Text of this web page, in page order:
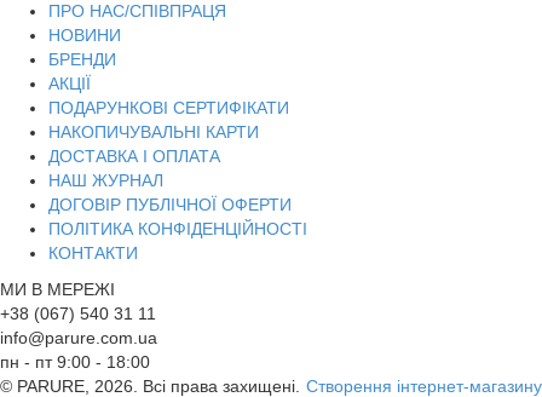
ПРО НАС/СПІВПРАЦЯ
НОВИНИ
БРЕНДИ
АКЦІЇ
ПОДАРУНКОВІ СЕРТИФІКАТИ
НАКОПИЧУВАЛЬНІ КАРТИ
ДОСТАВКА І ОПЛАТА
НАШ ЖУРНАЛ
ДОГОВІР ПУБЛІЧНОЇ ОФЕРТИ
ПОЛІТИКА КОНФІДЕНЦІЙНОСТІ
КОНТАКТИ
МИ В МЕРЕЖІ
+38 (067) 540 31 11
info@parure.com.ua
пн - пт 9:00 - 18:00
© PARURE, 2026. Всі права захищені. Створення інтернет-магазину